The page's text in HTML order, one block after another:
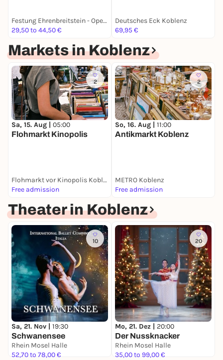
Festung Ehrenbreitstein - Open Air
29,50 to 44,50 €
Deutsches Eck Koblenz
69,95 €
Markets in Koblenz
2
Sa, 15. Aug | 05:00
Flohmarkt Kinopolis
Flohmarkt vor Kinopolis Koblenz
Free admission
2
So, 16. Aug | 11:00
Antikmarkt Koblenz
METRO Koblenz
Free admission
Theater in Koblenz
10
Sa, 21. Nov | 19:30
Schwanensee
Rhein Mosel Halle
52,70 to 78,00 €
20
Mo, 21. Dez | 20:00
Der Nussknacker
Rhein Mosel Halle
35,00 to 99,00 €